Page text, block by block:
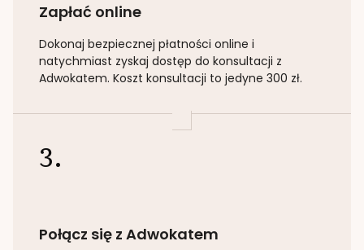
Zapłać online
Dokonaj bezpiecznej płatności online i
natychmiast zyskaj dostęp do konsultacji z
Adwokatem. Koszt konsultacji to jedyne 300 zł.
3.
Połącz się z Adwokatem